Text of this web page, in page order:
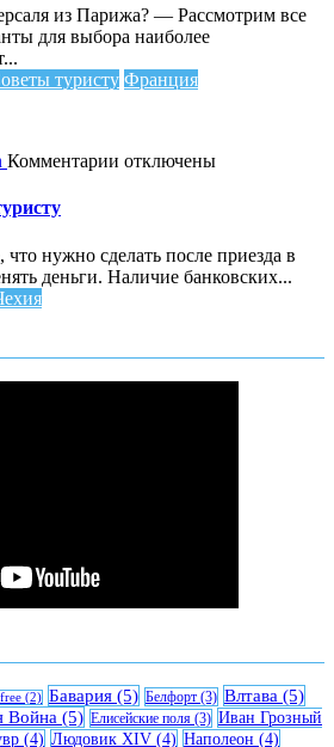
Версаля
из
Парижа
из Парижа? — Рассмотрим все
для выбора наиболее
туристу Франция
Комментарии котключены
нужно сделать после приезда в
деньги. Наличие банковских...
(2) Бавария (5) Белфорт (3) Влтава (5)
Война (5) Елисейские поля (3) Иван Грозный
(4) Людовик XIV (4) Наполеон (4)